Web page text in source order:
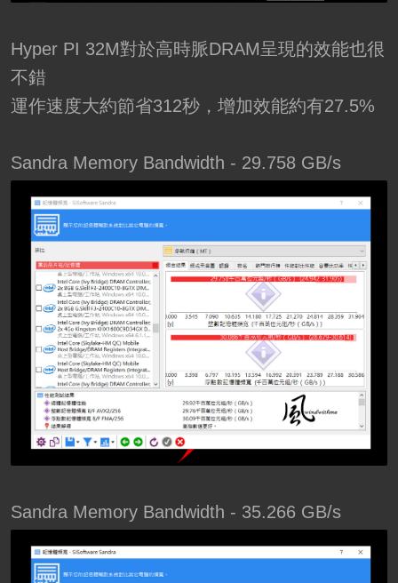
Hyper PI 32M對於高時脈DRAM呈現的效能也很
不錯
運作速度大約節省312秒，增加效能約有27.5%
Sandra Memory Bandwidth - 29.758 GB/s
Sandra Memory Bandwidth - 35.266 GB/s